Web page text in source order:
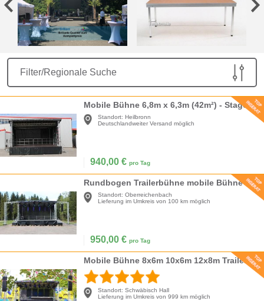
Filter/Regionale Suche
Mobile Bühne 6,8m x 6,3m (42m²) - Stagemobil Trailerbühne
Standort: Heilbronn
Deutschlandweiter Versand möglich
940,00 € pro Tag
Rundbogen Trailerbühne mobile Bühne Smartstage 48qm 8x6m
Standort: Oberreichenbach
Lieferung im Umkreis von 100 km möglich
950,00 € pro Tag
Mobile Bühne 8x6m 10x6m 12x8m Trailerbühne, Stagemobil S L XL XLR XXL, Rundbogenbühne, Anhängerbühne
Standort: Schwäbisch Hall
Lieferung im Umkreis von 999 km möglich